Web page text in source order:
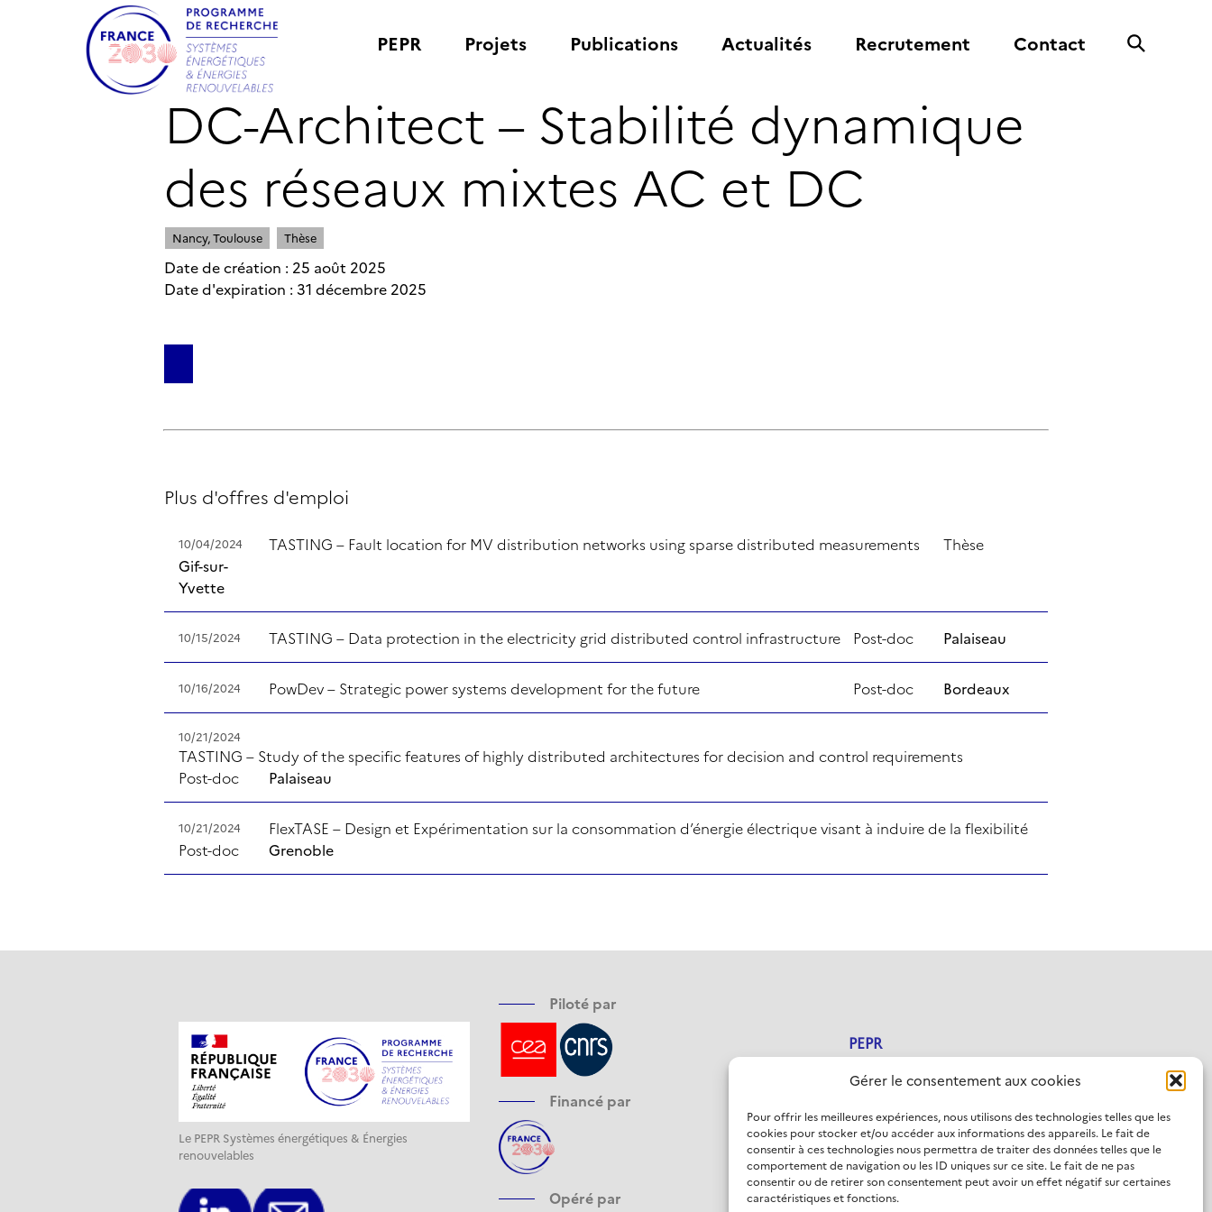
Gérer le consentement aux cookies
Pour offrir les meilleures expériences, nous utilisons des technologies telles que les
cookies pour stocker et/ou accéder aux informations des appareils. Le fait de
consentir à ces technologies nous permettra de traiter des données telles que le
comportement de navigation ou les ID uniques sur ce site. Le fait de ne pas
consentir ou de retirer son consentement peut avoir un effet négatif sur certaines
caractéristiques et fonctions.
PEPR Projets Publications Actualités Recrutement Contact
DC-Architect – Stabilité dynamique
des réseaux mixtes AC et DC
Nancy, Toulouse Thèse
Date de création : 25 août 2025
Date d'expiration : 31 décembre 2025
Plus d'offres d'emploi
10/04/2024 TASTING – Fault location for MV distribution networks using sparse distributed measurements
Thèse
Gif-sur-
Yvette
10/15/2024 TASTING – Data protection in the electricity grid distributed control infrastructure Post-doc Palaiseau
10/16/2024 PowDev – Strategic power systems development for the future Post-doc Bordeaux
10/21/2024
TASTING – Study of the specific features of highly distributed architectures for decision and control requirements
Post-doc
Palaiseau
10/21/2024
FlexTASE – Design et Expérimentation sur la consommation d’énergie électrique visant à induire de la flexibilité
Post-doc
Grenoble
Le PEPR Systèmes énergétiques & Énergies
renouvelables
Piloté par
Financé par
Opéré par
PEPR
Projets
Actualités
Recrutement
Contact